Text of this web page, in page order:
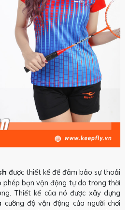
được thiết kế để đảm bảo sự thoải
phép bạn vận động tự do trong thời
Thiết kế của nó được xây dựng
độ vận động của người chơi